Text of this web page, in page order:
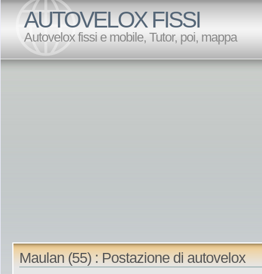
AUTOVELOX FISSI
Autovelox fissi e mobile, Tutor, poi, mappa
Maulan (55) : Postazione di autovelox